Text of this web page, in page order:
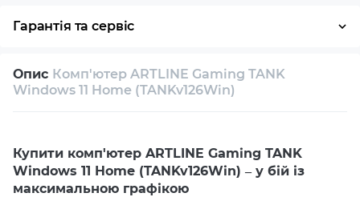
Гарантія та сервіс
Повернення / обмін протягом 14 днів
Консультація
Опис Комп'ютер ARTLINE Gaming TANK
Windows 11 Home (TANKv126Win)
Купити комп'ютер ARTLINE Gaming TANK
Windows 11 Home (TANKv126Win) – у бій із
максимальною графікою